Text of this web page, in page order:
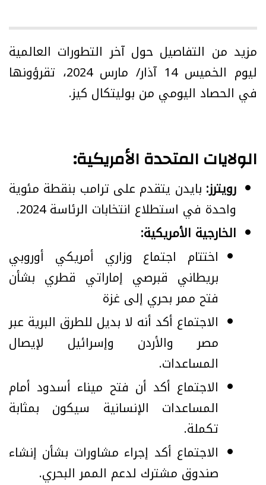
مزيد من التفاصيل حول آخر التطورات العالمية
ليوم الخميس 14 آذار/ مارس 2024، تقرؤونها
في الحصاد اليومي من بوليتكال كيز.
الولايات المتحدة الأمريكية:
رويترز: بايدن يتقدم على ترامب بنقطة مئوية
واحدة في استطلاع انتخابات الرئاسة 2024.
الخارجية الأمريكية:
اختتام اجتماع وزاري أمريكي أوروبي
بريطاني قبرصي إماراتي قطري بشأن
فتح ممر بحري إلى غزة
الاجتماع أكد أنه لا بديل للطرق البرية عبر
مصر والأردن وإسرائيل لإيصال
المساعدات.
الاجتماع أكد أن فتح ميناء أسدود أمام
المساعدات الإنسانية سيكون بمثابة
تكملة.
الاجتماع أكد إجراء مشاورات بشأن إنشاء
صندوق مشترك لدعم الممر البحري.